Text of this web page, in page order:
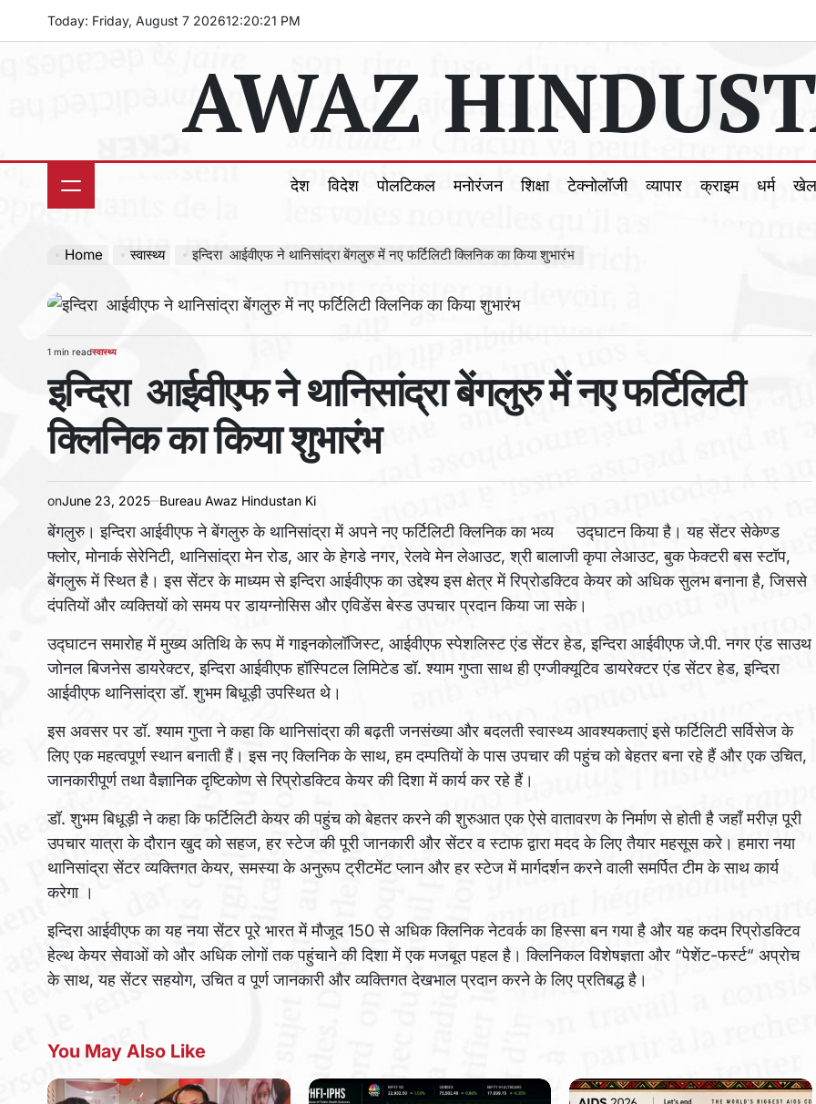
Today: Friday, August 7 202612:20:22 PM
AWAZ
देश विदेश पोलटिकल मनोरंजन शिक्षा टेक्नोलॉजी व्यापार क्राइम धर्म खेल
Home स्वास्थ्य इन्दिरा आईवीएफ ने थानिसांद्रा बेंगलुरु में नए फर्टिलिटी क्लिनिक का किया शुभारंभ
Estimated
time
1 min readPOSTED
स्वास्थ्य
इन्दिरा आईवीएफ ने थानिसांद्रा बेंगलुरु में नए फर्टिलिटी
क्लिनिक का किया शुभारंभ
onJune 23, 2025 Bureau Awaz Hindustan Ki
बेंगलुरु। इन्दिरा आईवीएफ ने बेंगलुरु के थानिसांद्रा में अपने नए फर्टिलिटी क्लिनिक का भव्य उद्घाटन किया है। यह सेंटर सेकेण्ड
फ्लोर, मोनार्क सेरेनिटी, थानिसांद्रा मेन रोड, आर के हेगडे नगर, रेलवे मेन लेआउट, श्री बालाजी कृपा लेआउट, बुक फेक्टरी बस स्टॉप,
बेंगलुरू में स्थित है। इस सेंटर के माध्यम से इन्दिरा आईवीएफ का उद्देश्य इस क्षेत्र में रिप्रोडक्टिव केयर को अधिक सुलभ बनाना है, जिससे
दंपतियों और व्यक्तियों को समय पर डायग्नोसिस और एविडेंस बेस्ड उपचार प्रदान किया जा सके।
उद्घाटन समारोह में मुख्य अतिथि के रूप में गाइनकोलॉजिस्ट, आईवीएफ स्पेशलिस्ट एंड सेंटर हेड, इन्दिरा आईवीएफ जे.पी. नगर एंड साउथ
जोनल बिजनेस डायरेक्टर, इन्दिरा आईवीएफ हॉस्पिटल लिमिटेड डॉ. श्याम गुप्ता साथ ही एग्जीक्यूटिव डायरेक्टर एंड सेंटर हेड, इन्दिरा
आईवीएफ थानिसांद्रा डॉ. शुभम बिधूड़ी उपस्थित थे।
इस अवसर पर डॉ. श्याम गुप्ता ने कहा कि थानिसांद्रा की बढ़ती जनसंख्या और बदलती स्वास्थ्य आवश्यकताएं इसे फर्टिलिटी सर्विसेज के
लिए एक महत्वपूर्ण स्थान बनाती हैं। इस नए क्लिनिक के साथ, हम दम्पतियों के पास उपचार की पहुंच को बेहतर बना रहे हैं और एक उचित,
जानकारीपूर्ण तथा वैज्ञानिक दृष्टिकोण से रिप्रोडक्टिव केयर की दिशा में कार्य कर रहे हैं।
डॉ. शुभम बिधूड़ी ने कहा कि फर्टिलिटी केयर की पहुंच को बेहतर करने की शुरुआत एक ऐसे वातावरण के निर्माण से होती है जहाँ मरीज़ पूरी
उपचार यात्रा के दौरान खुद को सहज, हर स्टेज की पूरी जानकारी और सेंटर व स्टाफ द्वारा मदद के लिए तैयार महसूस करे। हमारा नया
थानिसांद्रा सेंटर व्यक्तिगत केयर, समस्या के अनुरूप ट्रीटमेंट प्लान और हर स्टेज में मार्गदर्शन करने वाली समर्पित टीम के साथ कार्य
करेगा ।
इन्दिरा आईवीएफ का यह नया सेंटर पूरे भारत में मौजूद 150 से अधिक क्लिनिक नेटवर्क का हिस्सा बन गया है और यह कदम रिप्रोडक्टिव
हेल्थ केयर सेवाओं को और अधिक लोगों तक पहुंचाने की दिशा में एक मजबूत पहल है। क्लिनिकल विशेषज्ञता और “पेशेंट-फर्स्ट“ अप्रोच
के साथ, यह सेंटर सहयोग, उचित व पूर्ण जानकारी और व्यक्तिगत देखभाल प्रदान करने के लिए प्रतिबद्ध है।
You May Also Like